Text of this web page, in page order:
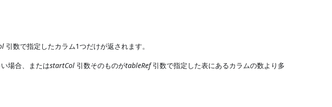
引数で指定したカラム1つだけが返されます。
場合、またはstartCol 引数そのものがtableRef引数で指定した表にあるカラムの数より多